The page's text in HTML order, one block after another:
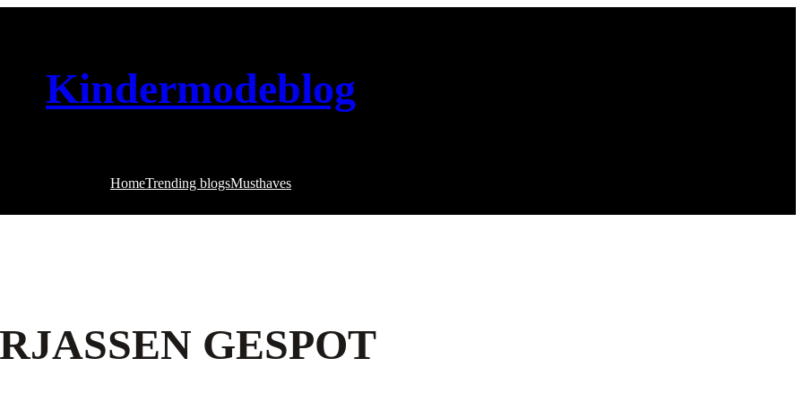
Kindermodeblog
HomeTrending blogsMusthaves
GESPOT